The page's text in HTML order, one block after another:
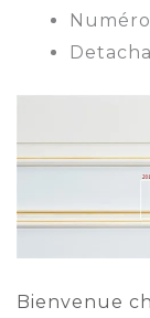
Bienvenue